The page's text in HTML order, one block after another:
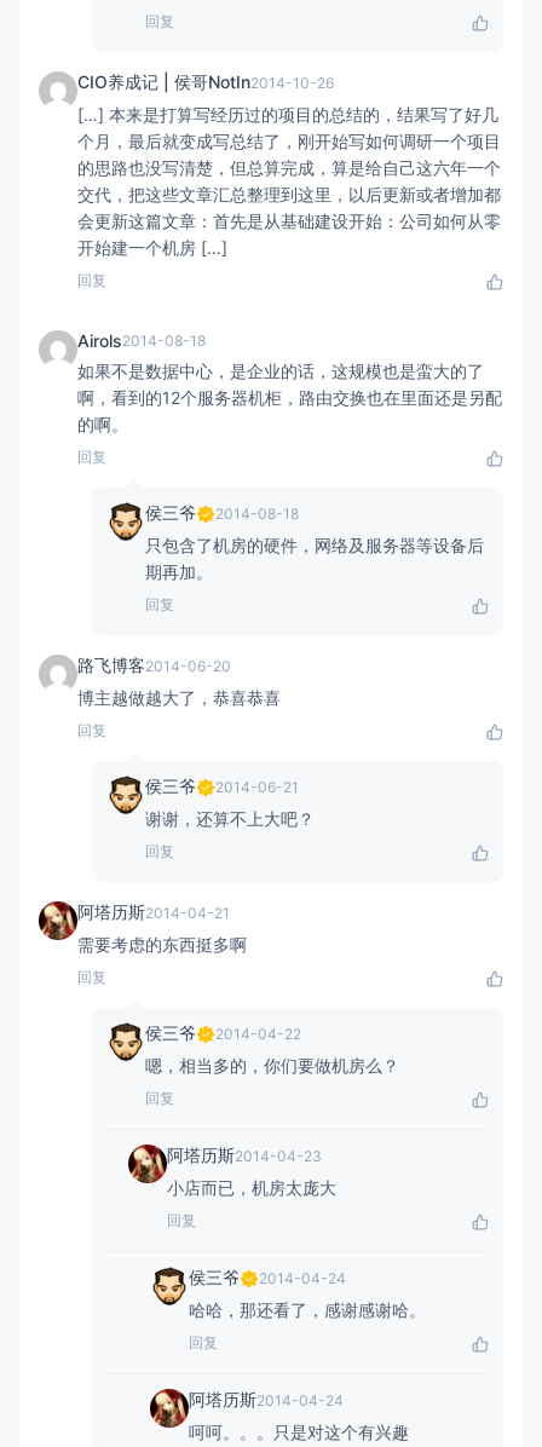
回复
CIO养成记 | 侯哥NotIn2014-10-26
[…] 本来是打算写经历过的项目的总结的，结果写了好几
个月，最后就变成写总结了，刚开始写如何调研一个项目
的思路也没写清楚，但总算完成，算是给自己这六年一个
交代，把这些文章汇总整理到这里，以后更新或者增加都
会更新这篇文章：首先是从基础建设开始：公司如何从零
开始建一个机房 […]
回复
Airols2014-08-18
如果不是数据中心，是企业的话，这规模也是蛮大的了
啊，看到的12个服务器机柜，路由交换也在里面还是另配
的啊。
回复
侯三爷 2014-08-18
只包含了机房的硬件，网络及服务器等设备后
期再加。
回复
路飞博客2014-06-20
博主越做越大了，恭喜恭喜
回复
侯三爷 2014-06-21
谢谢，还算不上大吧？
回复
阿塔历斯2014-04-21
需要考虑的东西挺多啊
回复
侯三爷 2014-04-22
嗯，相当多的，你们要做机房么？
回复
阿塔历斯2014-04-23
小店而已，机房太庞大
回复
侯三爷 2014-04-24
哈哈，那还看了，感谢感谢哈。
回复
阿塔历斯2014-04-24
呵呵。。。只是对这个有兴趣